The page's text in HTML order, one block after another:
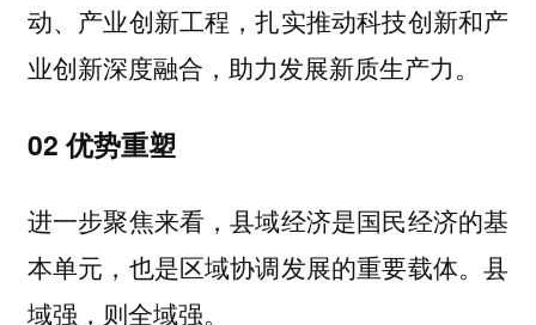
动、产业创新工程，扎实推动科技创新和产
业创新深度融合，助力发展新质生产力。
02 优势重塑
进一步聚焦来看，县域经济是国民经济的基
本单元，也是区域协调发展的重要载体。县
域强，则全域强。